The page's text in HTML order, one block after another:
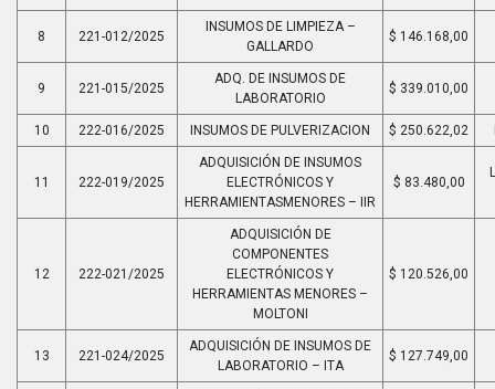
8 221-012/2025
INSUMOS DE LIMPIEZA –
GALLARDO
$ 146.168,00
9 221-015/2025
ADQ. DE INSUMOS DE
LABORATORIO
$ 339.010,00
10 222-016/2025 INSUMOS DE PULVERIZACION $ 250.622,02
11 222-019/2025
ADQUISICIÓN DE INSUMOS
ELECTRÓNICOS Y
HERRAMIENTASMENORES – IIR
$ 83.480,00
12 222-021/2025
ADQUISICIÓN DE
COMPONENTES
ELECTRÓNICOS Y
HERRAMIENTAS MENORES –
MOLTONI
$ 120.526,00
13 221-024/2025
ADQUISICIÓN DE INSUMOS DE
LABORATORIO – ITA
$ 127.749,00